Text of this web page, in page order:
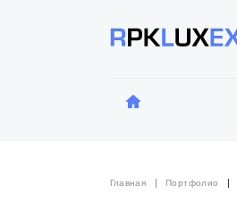
Главная Портфолио